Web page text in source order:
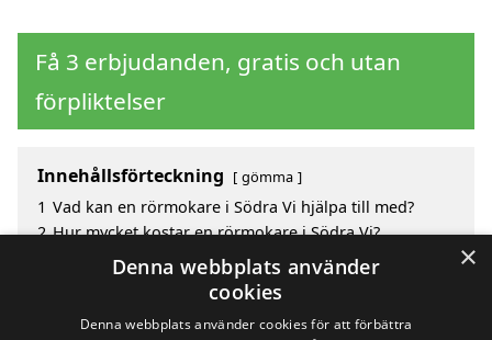
Få 3 erbjudanden, gratis och utan
förpliktelser
Innehållsförteckning gömma
1 Vad kan en rörmokare i Södra Vi hjälpa till med?
2 Hur mycket kostar en rörmokare i Södra Vi?
Fördelar med att välja rörmokare i Södra Vi
Sök efter en skicklig rörmokare i de omgivande
×
Denna webbplats använder
cookies
Denna webbplats använder cookies för att förbättra